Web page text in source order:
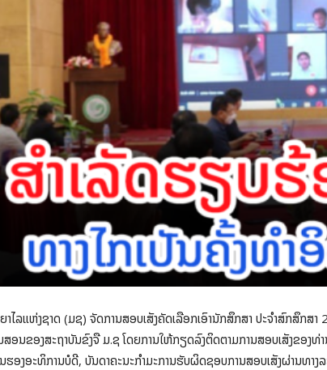
າໄລແຫ່ງຊາດ (ມຊ) ຈັດການສອບເສັງຄັດເລືອກເອົານັກສຶກສາ ປະຈຳສົກສຶກ
ສອນຂອງສະຖາບັນຂົງຈື ມ.ຊ ໂດຍການໃຫ້ກຽດລົງຕິດຕາມການສອບເສັງຂອ
ຮອງອະທິການບໍດີ, ບັນດາຄະນະກຳມະການຮັບຜິດຊອບການສອບເສັງຜ່ານທາ